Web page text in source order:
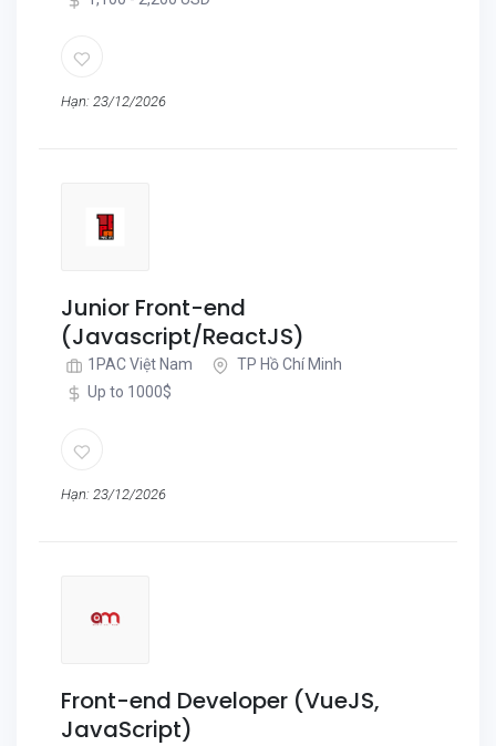
Hạn: 23/12/2026
Junior Front-end
(Javascript/ReactJS)
1PAC Việt Nam
TP Hồ Chí Minh
Up to 1000$
Hạn: 23/12/2026
Front-end Developer (VueJS,
JavaScript)